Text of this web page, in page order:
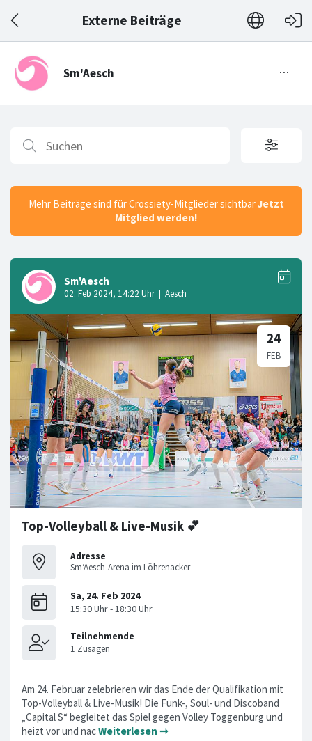
Externe Beiträge
Mehr Beiträge sind für Crossiety-Mitglieder sichtbarJetzt
Mitglied werden!
Top-Volleyball & Live-Musik 💕
Adresse
Sm‘Aesch-Arena im Löhrenacker
Am 24. Februar zelebrieren wir das Ende der Qualifikation mit
Top-Volleyball & Live-Musik! Die Funk-, Soul- und Discoband
„Capital S“ begleitet das Spiel gegen Volley Toggenburg und
heizt vor und nacWeiterlesen ➞